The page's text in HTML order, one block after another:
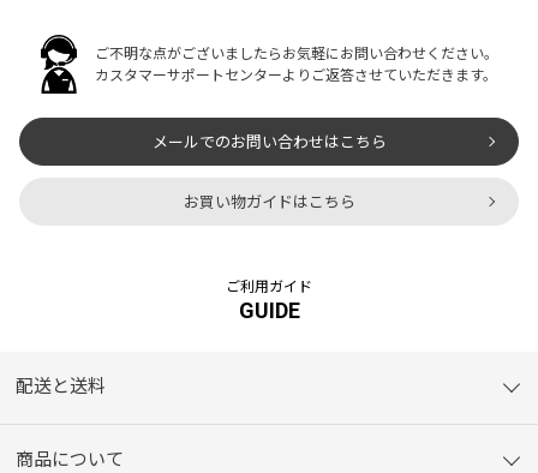
ご不明な点がございましたらお気軽にお問い合わせください。
カスタマーサポートセンターよりご返答させていただきます。
メールでのお問い合わせはこちら
お買い物ガイドはこちら
ご利用ガイド
GUIDE
配送と送料
商品について